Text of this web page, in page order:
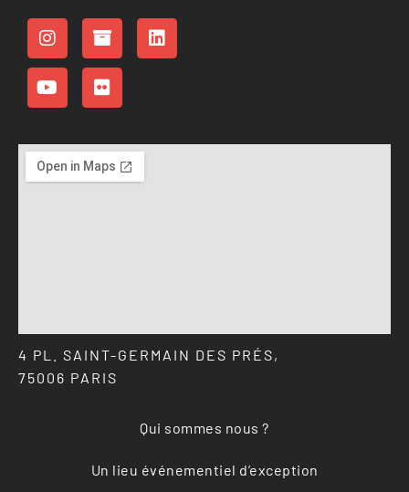
4 PL. SAINT-GERMAIN DES PRÉS,
75006 PARIS
Qui sommes nous ?
Un lieu événementiel d’exception